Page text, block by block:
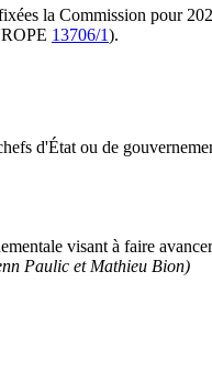
la Commission pour
13706/1).
d'État ou de
visant à faire
Paulic et Mathieu Bion)